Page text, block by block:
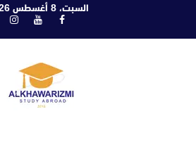
السبت، 8 أغسطس 2026
فيسبوكيوتيوب